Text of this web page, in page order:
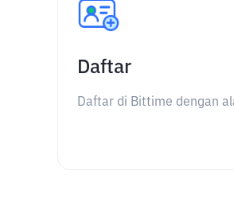
Daftar
Daftar di Bittime dengan